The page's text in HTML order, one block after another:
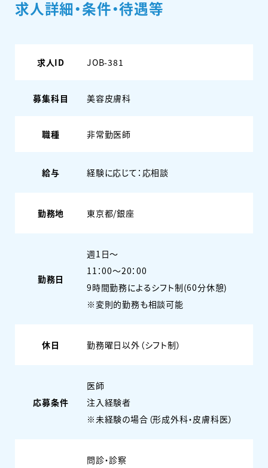
求人詳細・条件・待遇等
求人ID JOB-381
募集科目 美容皮膚科
職種 非常勤医師
給与 経験に応じて：応相談
勤務地 東京都/銀座
勤務日
週1日〜
11：00～20：00
9時間勤務によるシフト制(60分休憩)
※変則的勤務も相談可能
休日 勤務曜日以外（シフト制）
応募条件
医師
注入経験者
※未経験の場合（形成外科・皮膚科医）
問診・診察